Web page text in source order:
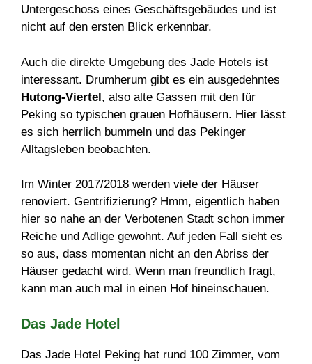
Untergeschoss eines Geschäftsgebäudes und ist
nicht auf den ersten Blick erkennbar.
Auch die direkte Umgebung des Jade Hotels ist
interessant. Drumherum gibt es ein ausgedehntes
Hutong-Viertel, also alte Gassen mit den für
Peking so typischen grauen Hofhäusern. Hier lässt
es sich herrlich bummeln und das Pekinger
Alltagsleben beobachten.
Im Winter 2017/2018 werden viele der Häuser
renoviert. Gentrifizierung? Hmm, eigentlich haben
hier so nahe an der Verbotenen Stadt schon immer
Reiche und Adlige gewohnt. Auf jeden Fall sieht es
so aus, dass momentan nicht an den Abriss der
Häuser gedacht wird. Wenn man freundlich fragt,
kann man auch mal in einen Hof hineinschauen.
Das Jade Hotel
Das Jade Hotel Peking hat rund 100 Zimmer, vom